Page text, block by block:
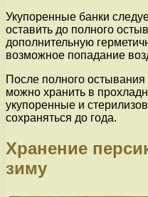
Укупоренные банки
оставить до полного
дополнительную
возможное попадание
После полного
можно хранить в
укупоренные и
сохраняться до года.
Хранение
зиму